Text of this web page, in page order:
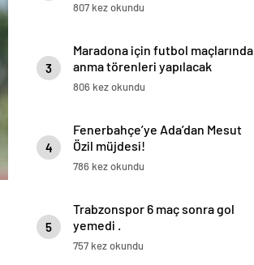
807 kez okundu
3
Maradona için futbol maçlarında
anma törenleri yapılacak
806 kez okundu
4
Fenerbahçe’ye Ada’dan Mesut
Özil müjdesi!
786 kez okundu
5
Trabzonspor 6 maç sonra gol
yemedi .
757 kez okundu